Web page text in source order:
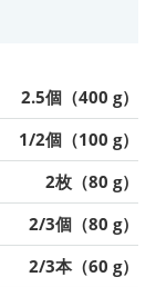
2.5個（400 g）
1/2個（100 g）
2枚（80 g）
2/3個（80 g）
2/3本（60 g）